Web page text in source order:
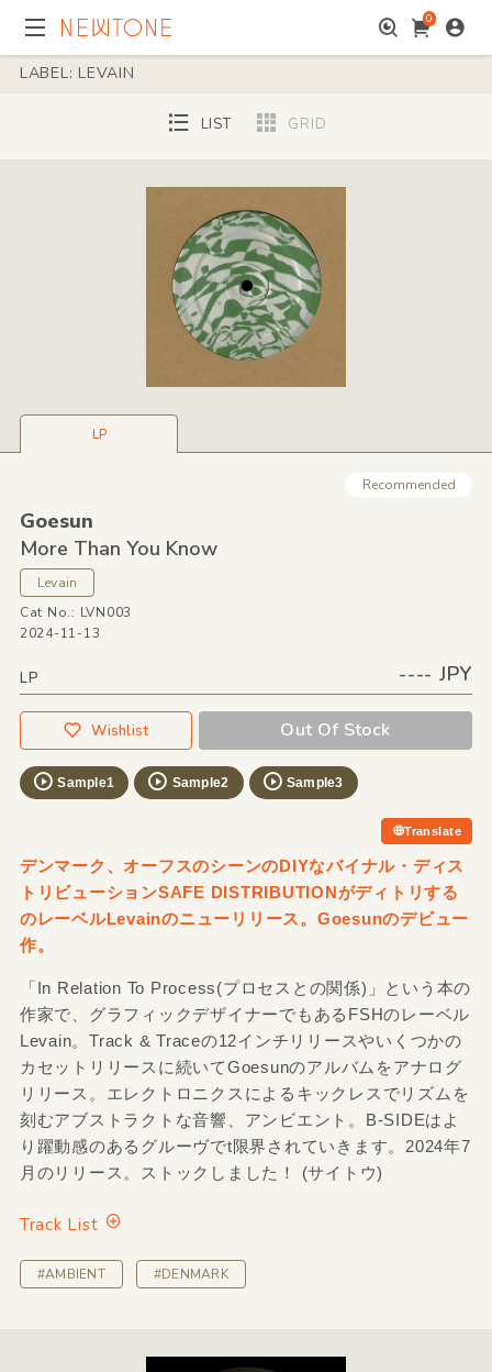
0
LABEL: LEVAIN
LIST GRID
LP
Recommended
Goesun
More Than You Know
Levain
Cat No.: LVN003
2024-11-13
LP ---- JPY
Wishlist Out Of Stock
Sample1 Sample2 Sample3
Translate
デンマーク、オーフスのシーンのDIYなバイナル・ディス
トリビューションSAFE DISTRIBUTIONがディトリする
のレーベルLevainのニューリリース。Goesunのデビュー
作。
「In Relation To Process(プロセスとの関係)」という本の
作家で、グラフィックデザイナーでもあるFSHのレーベル
Levain。Track & Traceの12インチリリースやいくつかの
カセットリリースに続いてGoesunのアルバムをアナログ
リリース。エレクトロニクスによるキックレスでリズムを
刻むアブストラクトな音響、アンビエント。B-SIDEはよ
り躍動感のあるグルーヴでt限界されていきます。2024年7
月のリリース。ストックしました！ (サイトウ)
Track List
#AMBIENT #DENMARK